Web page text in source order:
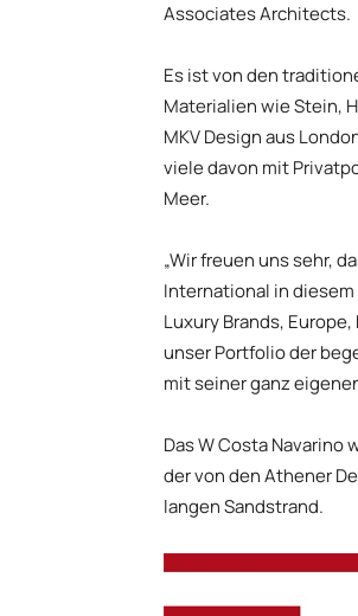
Associates Architects.
Es ist von den
Materialien wie Stein,
MKV Design aus
viele davon mit
Meer.
„Wir freuen uns sehr,
International in diesem
Luxury Brands,
unser Portfolio der
mit seiner ganz
Das W Costa
der von den Athener
langen Sandstrand.